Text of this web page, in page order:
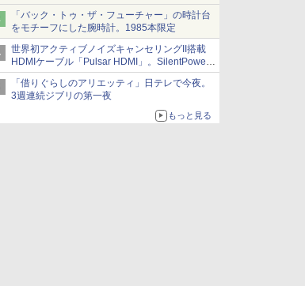
など。夏の特番・配信情報
「バック・トゥ・ザ・フューチャー」の時計台
をモチーフにした腕時計。1985本限定
世界初アクティブノイズキャンセリングII搭載
HDMIケーブル「Pulsar HDMI」。SilentPower
から
「借りぐらしのアリエッティ」日テレで今夜。
3週連続ジブリの第一夜
もっと見る